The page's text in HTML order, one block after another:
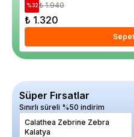
%32 ₺ 1.940
₺ 1.320
Süper Fırsatlar
Sınırlı süreli %50 indirim
Calathea Zebrine Zebra
Kalatya